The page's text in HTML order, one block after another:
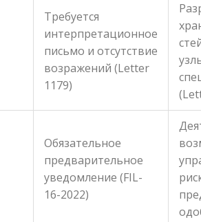
Требуется
интерпретационное
письмо и отсутствие
возражений (Letter
1179)
Обязательное
предварительное
уведомление (FIL-
16-2022)